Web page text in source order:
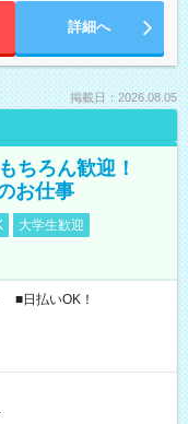
詳細へ
掲載日：2026.08.05
ちろん歓迎！
お仕事
大学生歓迎
■日払いOK！